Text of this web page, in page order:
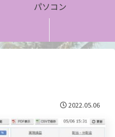
パソコン
2022.05.06